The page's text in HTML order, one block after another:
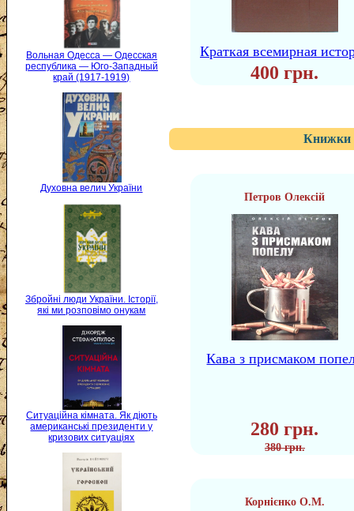
Вольная Одесса — Одесская
республика — Юго-Западный
край (1917-1919)
Духовна велич України
Збройні люди України. Історії,
які ми розповімо онукам
Ситуаційна кімната. Як діють
американські президенти у
кризових ситуаціях
Краткая всемирная
400 грн.
Книжки
Петров Олексій
Кава з присмаком
280 грн.
380 грн.
Корнієнко О.М.